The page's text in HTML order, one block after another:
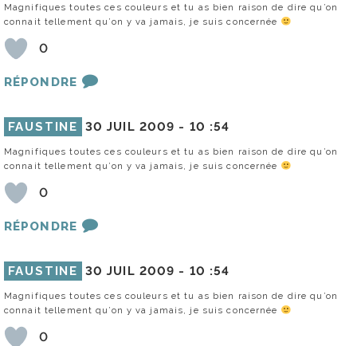
Magnifiques toutes ces couleurs et tu as bien raison de dire qu’on
connait tellement qu’on y va jamais, je suis concernée
0
RÉPONDRE
FAUSTINE 30 JUIL 2009 - 10 :54
Magnifiques toutes ces couleurs et tu as bien raison de dire qu’on
connait tellement qu’on y va jamais, je suis concernée
0
RÉPONDRE
FAUSTINE 30 JUIL 2009 - 10 :54
Magnifiques toutes ces couleurs et tu as bien raison de dire qu’on
connait tellement qu’on y va jamais, je suis concernée
0